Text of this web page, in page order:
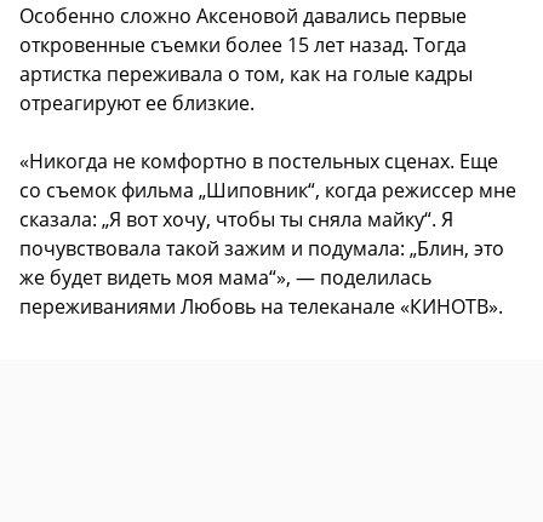
Особенно сложно Аксеновой давались первые
откровенные съемки более 15 лет назад. Тогда
артистка переживала о том, как на голые кадры
отреагируют ее близкие.
«Никогда не комфортно в постельных сценах. Еще
со съемок фильма „Шиповник“, когда режиссер мне
сказала: „Я вот хочу, чтобы ты сняла майку“. Я
почувствовала такой зажим и подумала: „Блин, это
же будет видеть моя мама“», — поделилась
переживаниями Любовь на телеканале «КИНОТВ».